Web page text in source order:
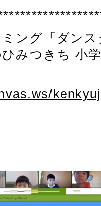
ング「ダン
ひみつきち 小